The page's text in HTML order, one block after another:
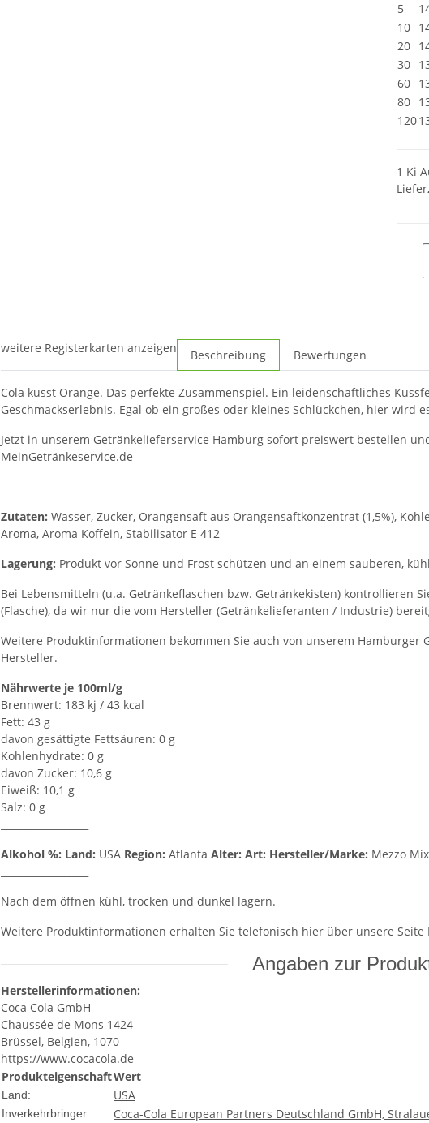
5
10
20
30
60
80
120
1 Ki
weitere Registerkarten anzeigen Beschreibung Bewertungen
Cola küsst Orange. Das perfekte Zusammenspiel. Ein leidenschaftliches
Geschmackserlebnis. Egal ob ein großes oder kleines Schlückchen, hier wird
Jetzt in unserem Getränkelieferservice Hamburg sofort preiswert bestellen
MeinGetränkeservice.de
Zutaten: Wasser, Zucker, Orangensaft aus Orangensaftkonzentrat (1,5%),
Aroma, Aroma Koffein, Stabilisator E 412
Lagerung: Produkt vor Sonne und Frost schützen und an einem sauberen,
Bei Lebensmitteln (u.a. Getränkeflaschen bzw. Getränkekisten) kontrollieren
(Flasche), da wir nur die vom Hersteller (Getränkelieferanten / Industrie)
Weitere Produktinformationen bekommen Sie auch von unserem Hamburger
Hersteller.
Nährwerte je 100ml/g
Brennwert: 183 kj / 43 kcal
Fett: 43 g
davon gesättigte Fettsäuren: 0 g
Kohlenhydrate: 0 g
davon Zucker: 10,6 g
Eiweiß: 10,1 g
Salz: 0 g
Alkohol %: Land: USA Region: Atlanta Alter: Art: Hersteller/Marke: Mezzo
Nach dem öffnen kühl, trocken und dunkel lagern.
Weitere Produktinformationen erhalten Sie telefonisch hier über unsere
Angaben zur
Herstellerinformationen:
Coca Cola GmbH
Chaussée de Mons 1424
Brüssel, Belgien, 1070
https://www.cocacola.de
ProdukteigenschaftWert
Land: USA
Inverkehrbringer: Coca-Cola European Partners Deutschland GmbH,